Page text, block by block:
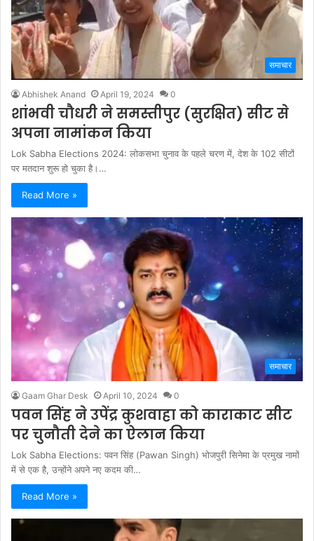
समाचार
Abhishek Anand April 19, 2024 0
शांभवी चौधरी ने समस्तीपुर (सुरक्षित) सीट से
अपना नामांकन किया
Lok Sabha Elections 2024: लोकसभा चुनाव के पहले चरण में, देश के 102 सीटों
पर मतदान शुरू हो चुका है।…
Read More »
समाचार
Gaam Ghar Desk April 10, 2024 0
पवन सिंह ने उपेंद्र कुशवाहा को काराकाट सीट
पर चुनौती देने का ऐलान किया
Lok Sabha Elections: पवन सिंह (Pawan Singh) भोजपुरी सिनेमा के प्रमुख नामों
में से एक है, उन्होंने अपने नए कदम की…
Read More »